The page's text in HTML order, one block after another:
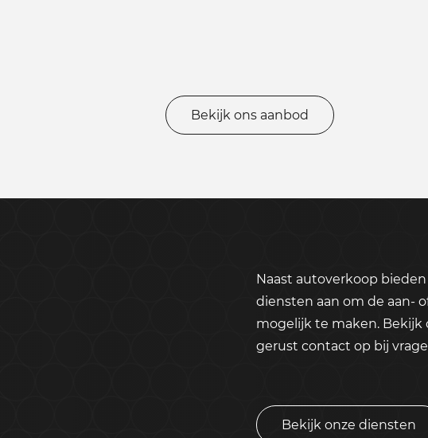
Bekijk ons aanbod
Naast autoverkoop
diensten aan om de aan-
mogelijk te maken. Bekijk
gerust contact op bij
Bekijk onze diensten